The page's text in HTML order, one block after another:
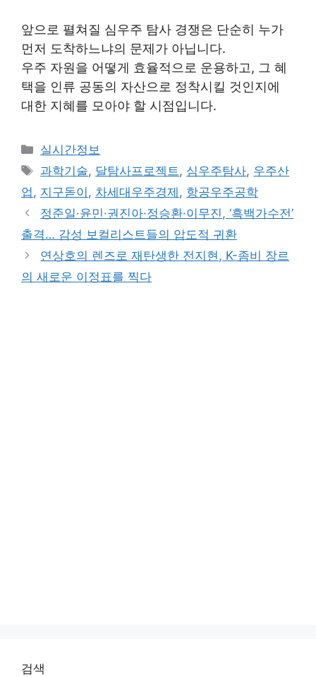
앞으로 펼쳐질 심우주 탐사 경쟁은 단순히 누가
먼저 도착하느냐의 문제가 아닙니다.
우주 자원을 어떻게 효율적으로 운용하고, 그 혜
택을 인류 공동의 자산으로 정착시킬 것인지에
대한 지혜를 모아야 할 시점입니다.
Categories
실시간정보
Tags
과학기술, 달탐사프로젝트, 심우주탐사, 우주산
업, 지구돋이 , 차세대우주경제 , 항공우주공학
정준일·윤민·권진아·정승환·이무진, ‘흑백가수전’
출격… 감성 보컬리스트들의 압도적 귀환
연상호의 렌즈로 재탄생한 전지현, K-좀비 장르
의 새로운 이정표를 찍다
검색